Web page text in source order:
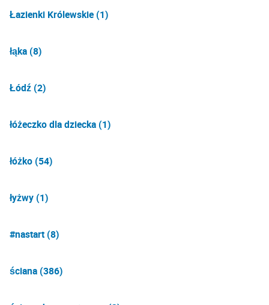
Łazienki Królewskie (1)
łąka (8)
Łódź (2)
łóżeczko dla dziecka (1)
łóżko (54)
łyżwy (1)
#nastart (8)
ściana (386)